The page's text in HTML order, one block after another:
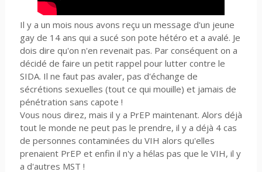
Il y a un mois nous avons reçu un message d'un jeune
gay de 14 ans qui a sucé son pote hétéro et a avalé. Je
dois dire qu'on n'en revenait pas. Par conséquent on a
décidé de faire un petit rappel pour lutter contre le
SIDA. Il ne faut pas avaler, pas d'échange de
sécrétions sexuelles (tout ce qui mouille) et jamais de
pénétration sans capote !
Vous nous direz, mais il y a PrEP maintenant. Alors déjà
tout le monde ne peut pas le prendre, il y a déjà 4 cas
de personnes contaminées du VIH alors qu'elles
prenaient PrEP et enfin il n'y a hélas pas que le VIH, il y
a d'autres MST !